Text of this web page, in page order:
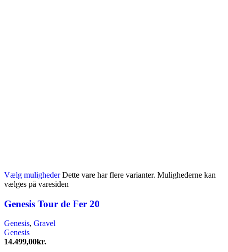
Vælg muligheder Dette vare har flere varianter. Mulighederne kan
vælges på varesiden
Genesis Tour de Fer 20
Genesis, Gravel
Genesis
14.499,00kr.